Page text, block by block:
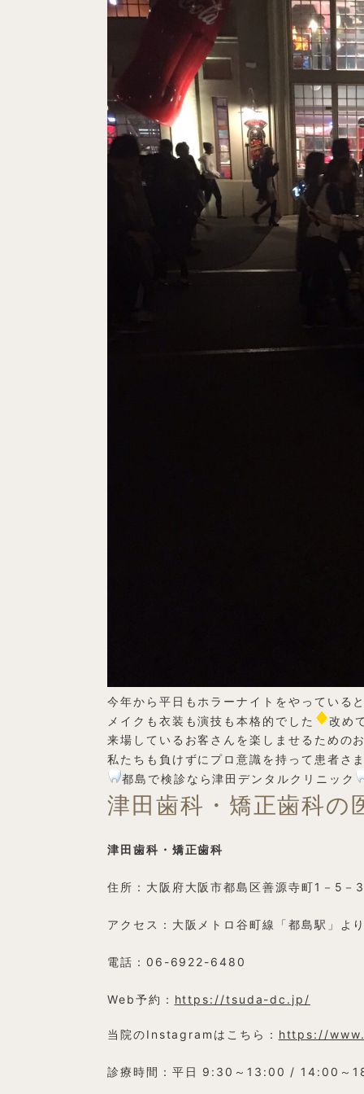
今年から平日もホラーナイトをやっている
メイクも衣装も演技も本格的でした
改め
来場しているお客さんを楽しませるための
私たちも負けずにプロ意識を持って患者さ
都島で検診なら津田デンタルクリニック
津田歯科・矯正歯科の
津田歯科・矯正歯科
住所：大阪府大阪市都島区善源寺町1－5－
アクセス：大阪メトロ谷町線「都島駅」よ
電話：06-6922-6480
Web予約： https://tsuda-dc.jp/
当院のInstagramはこちら： https://
診療時間：平日 9:30～13:00 / 14:00～